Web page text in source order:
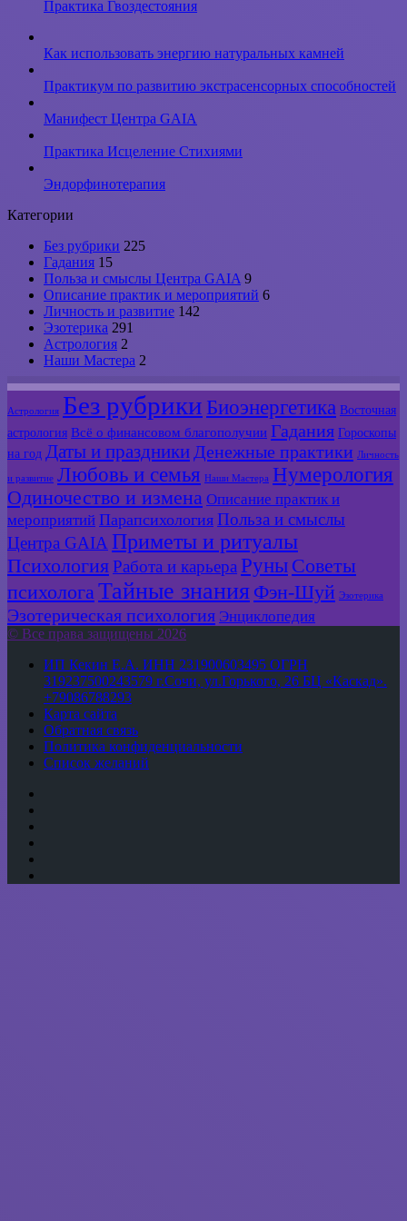
Практика Гвоздестояния
Как использовать энергию натуральных камней
Практикум по развитию экстрасенсорных способностей
Манифест Центра GAIA
Практика Исцеление Стихиями
Эндорфинотерапия
Категории
Без рубрики 225
Гадания 15
Польза и смыслы Центра GAIA 9
Описание практик и мероприятий 6
Личность и развитие 142
Эзотерика 291
Астрология 2
Наши Мастера 2
Астрология Без рубрики Биоэнергетика Восточная
астрология Всё о финансовом благополучии Гадания Гороскопы
на год Даты и праздники Денежные практики Личность
и развитие Любовь и семья Наши Мастера Нумерология
Одиночество и измена Описание практик и
мероприятий Парапсихология Польза и смыслы
Центра GAIA Приметы и ритуалы
ПсихологияРабота и карьера Руны Советы
психологаТайные знания Фэн-Шуй Эзотерика
Эзотерическая психология Энциклопедия
© Все права защищены 2026
ИП Кекин Е.А. ИНН 231900603495 ОГРН
319237500243579 г.Сочи, ул.Горького, 26 БЦ «Каскад».
+79086788293
Карта сайта
Обратная связь
Политика конфиденциальности
Список желаний